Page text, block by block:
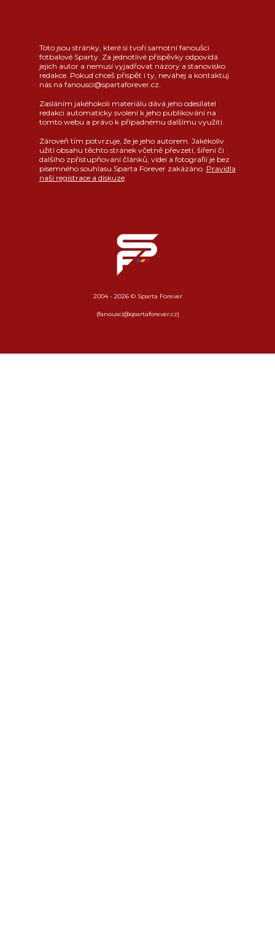
Toto jsou stránky, které si tvoří samotní fanoušci
fotbalové Sparty. Za jednotlivé příspěvky odpovídá
jejich autor a nemusí vyjadřovat názory a stanovisko
redakce. Pokud chceš přispět i ty, neváhej a kontaktuj
nás na fanousci@spartaforever.cz.
Zasláním jakéhokoli materiálu dává jeho odesílatel
redakci automaticky svolení k jeho publikování na
tomto webu a právo k případnému dalšímu využití.
Zároveň tím potvrzuje, že je jeho autorem. Jakékoliv
užití obsahu těchto stránek včetně převzetí, šíření či
dalšího zpřístupňování článků, videí a fotografií je bez
písemného souhlasu Sparta Forever zakázáno. Pravidla
naší registrace a diskuze.
2004 - 2026 © Sparta Forever
(fanousci@spartaforever.cz)